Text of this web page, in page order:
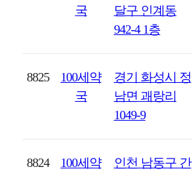
국
달구 인계동
942-4 1층
8825
100세약
국
경기 화성시 정
남면 괘랑리
1049-9
8824
100세약
인천 남동구 간